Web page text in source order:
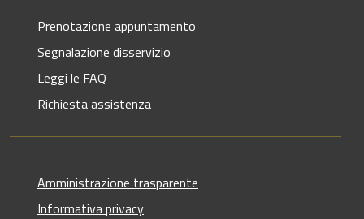
Prenotazione appuntamento
Segnalazione disservizio
Leggi le FAQ
Richiesta assistenza
Amministrazione trasparente
Informativa privacy